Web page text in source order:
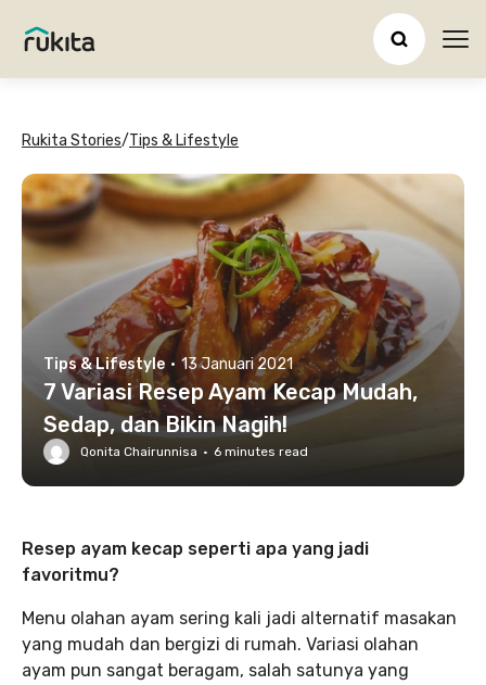
Rukita Stories/Tips & Lifestyle
Tips & Lifestyle · 13 Januari 2021
7 Variasi Resep Ayam Kecap Mudah,
Sedap, dan Bikin Nagih!
Qonita Chairunnisa · 6 minutes read
Resep ayam kecap seperti apa yang jadi
favoritmu?
Menu olahan ayam sering kali jadi alternatif masakan
yang mudah dan bergizi di rumah. Variasi olahan
ayam pun sangat beragam, salah satunya yang